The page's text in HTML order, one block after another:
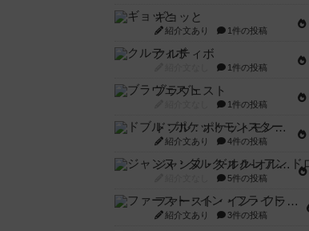
ギョッと
紹介文あり 1件の投稿
クルティボ
1件の投稿
ブラヴェスト
1件の投稿
ドブル：ポケットモンスター
紹介文あり 4件の投稿
ジャンヌ・ダルク-オルレアン ドロー＆ライト
5件の投稿
ファースト・イン・フライト
紹介文あり 3件の投稿